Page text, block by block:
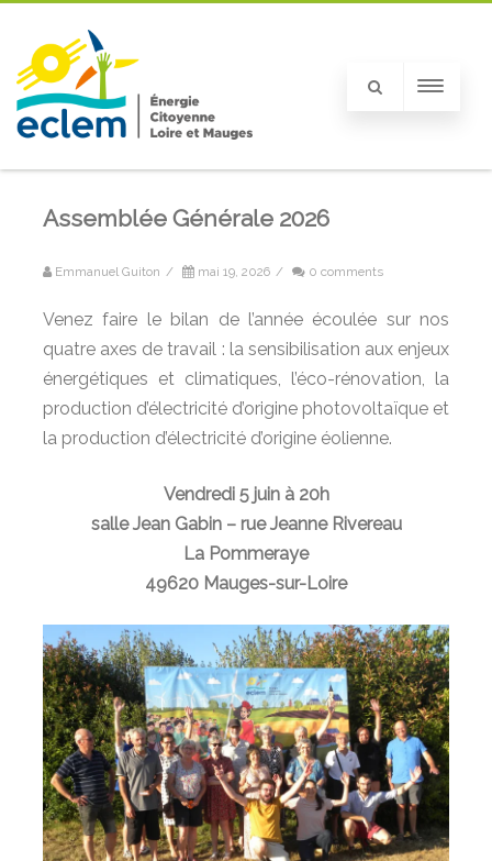
Assemblée Générale 2026
Emmanuel Guiton / mai 19, 2026 / 0 comments
Venez faire le bilan de l’année écoulée sur nos
quatre axes de travail : la sensibilisation aux enjeux
énergétiques et climatiques, l’éco-rénovation, la
production d’électricité d’origine photovoltaïque et
la production d’électricité d’origine éolienne.
Vendredi 5 juin à 20h
salle Jean Gabin – rue Jeanne Rivereau
La Pommeraye
49620 Mauges-sur-Loire